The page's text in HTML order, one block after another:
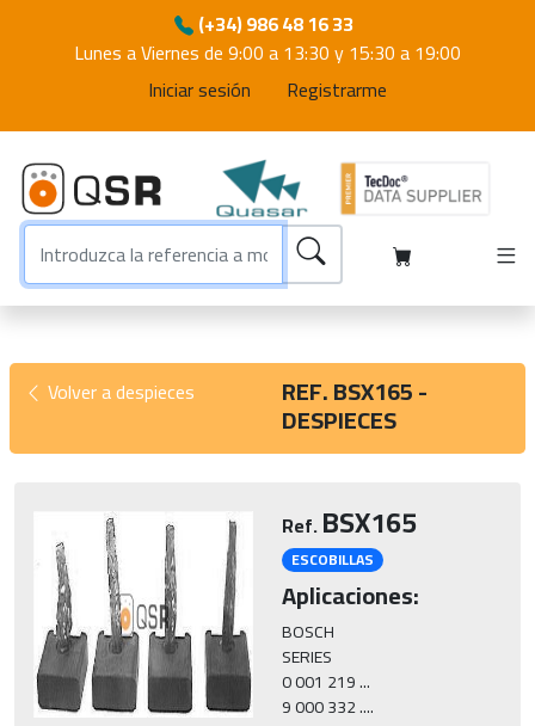
(+34) 986 48 16 33
Lunes a Viernes de 9:00 a 13:30 y 15:30 a 19:00
Iniciar sesión
Registrarme
Volver a despieces REF. BSX165 -
DESPIECES
Ref.BSX165
ESCOBILLAS
Aplicaciones:
BOSCH
SERIES
0 001 219 ...
9 000 332 ....